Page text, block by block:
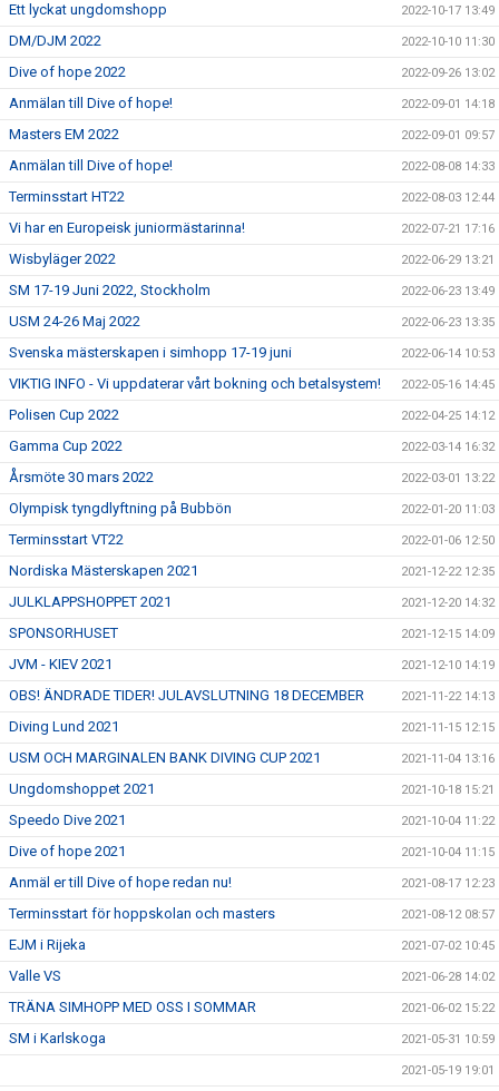
Ett lyckat ungdomshopp 2022-10-17 13:49
DM/DJM 2022 2022-10-10 11:30
Dive of hope 2022 2022-09-26 13:02
Anmälan till Dive of hope! 2022-09-01 14:18
Masters EM 2022 2022-09-01 09:57
Anmälan till Dive of hope! 2022-08-08 14:33
Terminsstart HT22 2022-08-03 12:44
Vi har en Europeisk juniormästarinna! 2022-07-21 17:16
Wisbyläger 2022 2022-06-29 13:21
SM 17-19 Juni 2022, Stockholm 2022-06-23 13:49
USM 24-26 Maj 2022 2022-06-23 13:35
Svenska mästerskapen i simhopp 17-19 juni 2022-06-14 10:53
VIKTIG INFO - Vi uppdaterar vårt bokning och betalsystem! 2022-05-16 14:45
Polisen Cup 2022 2022-04-25 14:12
Gamma Cup 2022 2022-03-14 16:32
Årsmöte 30 mars 2022 2022-03-01 13:22
Olympisk tyngdlyftning på Bubbön 2022-01-20 11:03
Terminsstart VT22 2022-01-06 12:50
Nordiska Mästerskapen 2021 2021-12-22 12:35
JULKLAPPSHOPPET 2021 2021-12-20 14:32
SPONSORHUSET 2021-12-15 14:09
JVM - KIEV 2021 2021-12-10 14:19
OBS! ÄNDRADE TIDER! JULAVSLUTNING 18 DECEMBER 2021-11-22 14:13
Diving Lund 2021 2021-11-15 12:15
USM OCH MARGINALEN BANK DIVING CUP 2021 2021-11-04 13:16
Ungdomshoppet 2021 2021-10-18 15:21
Speedo Dive 2021 2021-10-04 11:22
Dive of hope 2021 2021-10-04 11:15
Anmäl er till Dive of hope redan nu! 2021-08-17 12:23
Terminsstart för hoppskolan och masters 2021-08-12 08:57
EJM i Rijeka 2021-07-02 10:45
Valle VS 2021-06-28 14:02
TRÄNA SIMHOPP MED OSS I SOMMAR 2021-06-02 15:22
SM i Karlskoga 2021-05-31 10:59
2021-05-19 19:01